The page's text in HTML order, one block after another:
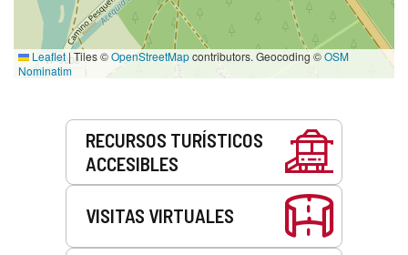
Leaflet |Tiles ©OpenStreetMapcontributors. Geocoding ©OSM
Nominatim
RECURSOS TURÍSTICOS
ACCESIBLES
VISITAS VIRTUALES